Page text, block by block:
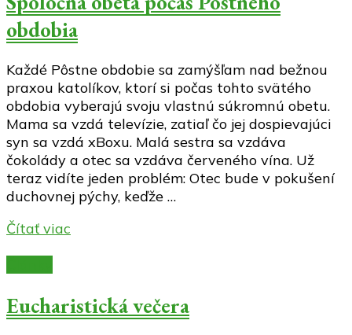
obdobia
Každé Pôstne obdobie sa zamýšľam nad bežnou
praxou katolíkov, ktorí si počas tohto svätého
obdobia vyberajú svoju vlastnú súkromnú obetu.
Mama sa vzdá televízie, zatiaľ čo jej dospievajúci
syn sa vzdá xBoxu. Malá sestra sa vzdáva
čokolády a otec sa vzdáva červeného vína. Už
teraz vidíte jeden problém: Otec bude v pokušení
duchovnej pýchy, keďže …
Čítať viac
Eucharistická večera